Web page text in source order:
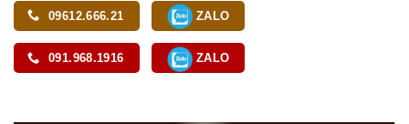
09612.666.21 ZALO
091.968.1916 ZALO